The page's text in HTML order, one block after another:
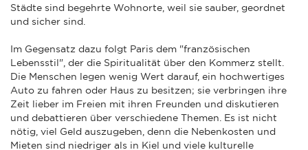
Städte sind begehrte Wohnorte, weil sie sauber, geordnet
und sicher sind.
Im Gegensatz dazu folgt Paris dem "französischen
Lebensstil", der die Spiritualität über den Kommerz stellt.
Die Menschen legen wenig Wert darauf, ein hochwertiges
Auto zu fahren oder Haus zu besitzen; sie verbringen ihre
Zeit lieber im Freien mit ihren Freunden und diskutieren
und debattieren über verschiedene Themen. Es ist nicht
nötig, viel Geld auszugeben, denn die Nebenkosten und
Mieten sind niedriger als in Kiel und viele kulturelle